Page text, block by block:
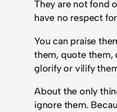
They are not fond
have no respect
You can praise
them, quote them,
glorify or vilify
About the only
ignore them.